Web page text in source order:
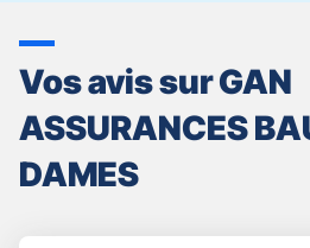
Vos avis sur GAN
ASSURANCES
DAMES